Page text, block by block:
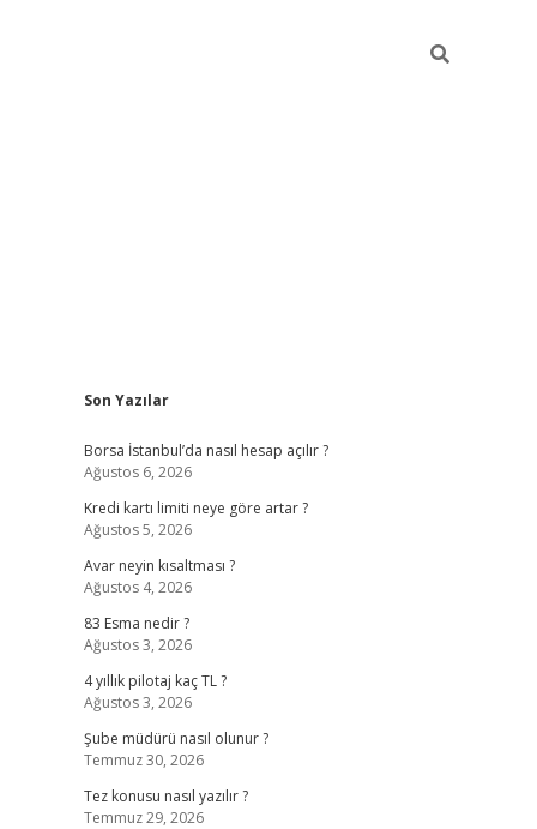
Sidebar
Son Yazılar
Borsa İstanbul’da nasıl hesap açılır ?
Ağustos 6, 2026
Kredi kartı limiti neye göre artar ?
Ağustos 5, 2026
Avar neyin kısaltması ?
Ağustos 4, 2026
83 Esma nedir ?
Ağustos 3, 2026
4 yıllık pilotaj kaç TL ?
Ağustos 3, 2026
Şube müdürü nasıl olunur ?
Temmuz 30, 2026
Tez konusu nasıl yazılır ?
Temmuz 29, 2026